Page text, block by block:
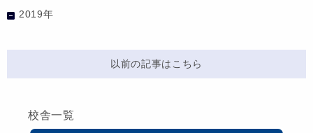
2019年
以前の記事はこちら
校舎一覧